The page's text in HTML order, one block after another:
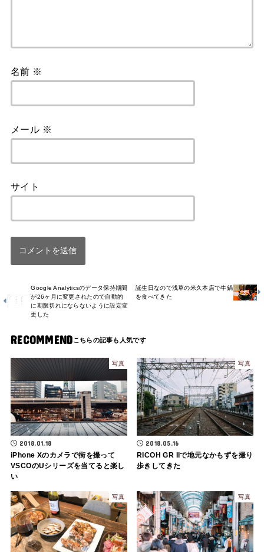
名前 ※
メール ※
サイト
Google Analyticsのデータ保持期間
が26ヶ月に変更されたので自動的
に期限切れにならないように設定変
更した
誕生日なので浅草の米久本店で牛鍋
を食べてきた
RECOMMEND
写真
2018.01.18
iPhone Xのカメラで街を撮って
VSCOのUシリーズを当てると楽し
い
写真
2018.05.16
RICOH GR IIで地元なかもずを撮り
歩きしてきた
写真 写真